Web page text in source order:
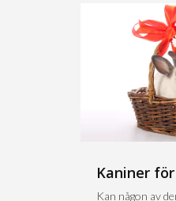
Kaniner
Kan någon av